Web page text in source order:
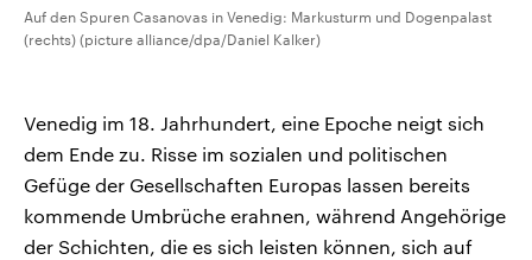
Auf den Spuren Casanovas in Venedig: Markusturm und Dogenpalast
(rechts) (picture alliance/dpa/Daniel Kalker)
Venedig im 18. Jahrhundert, eine Epoche neigt sich
dem Ende zu. Risse im sozialen und politischen
Gefüge der Gesellschaften Europas lassen bereits
kommende Umbrüche erahnen, während Angehörige
der Schichten, die es sich leisten können, sich auf